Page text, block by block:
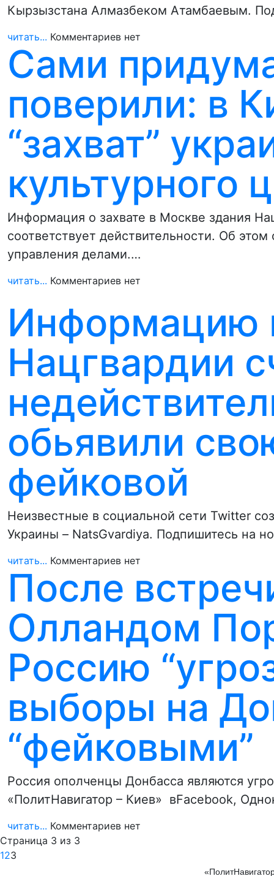
Кырзызстана Алмазбеком Атамбаевым.
читать... Комментариев нет
Сами
поверили: в
“захват”
культурного
Информация о захвате в Москве здания
соответствует действительности. Об
управления делами.…
читать... Комментариев нет
Информацию
Нацгвардии
обьявили
фейковой
Неизвестные в социальной сети Twitter
Украины – NatsGvardiya. Подпишитесь на
читать... Комментариев нет
После
Олландом
Россию
выборы на
“фейковыми”
Россия ополченцы Донбасса являются
«ПолитНавигатор – Киев» вFacebook,
читать... Комментариев нет
Страница 3 из 3
123